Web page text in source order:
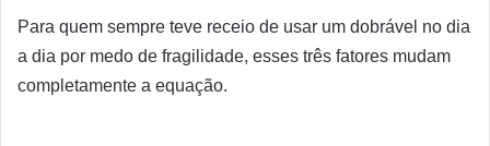
Para quem sempre teve receio de usar um dobrável no dia
a dia por medo de fragilidade, esses três fatores mudam
completamente a equação.